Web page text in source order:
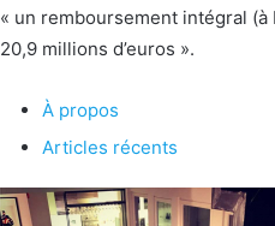
« un remboursement intégral
20,9 millions d’euros ».
À propos
Articles récents